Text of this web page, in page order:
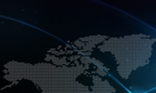
éclairage blanc led
Enseigne publicitaire
Fabriquant et distributeur français
gamme à base de LED.